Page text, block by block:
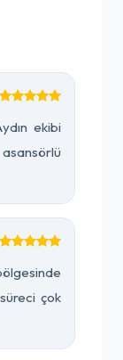
ekibi
çok